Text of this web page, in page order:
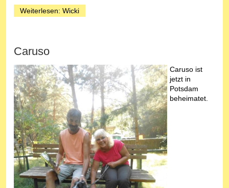
Weiterlesen: Wicki
Caruso
Caruso ist
jetzt in
Potsdam
beheimatet.